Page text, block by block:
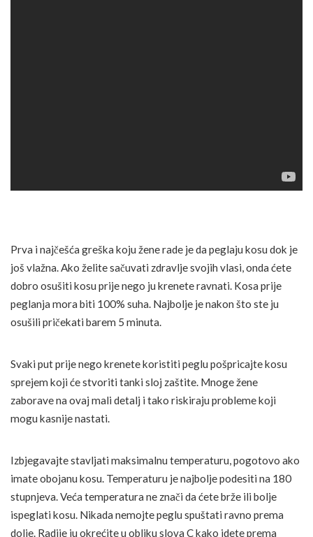
Prva i najčešća greška koju žene rade je da peglaju kosu dok je
još vlažna. Ako želite sačuvati zdravlje svojih vlasi, onda ćete
dobro osušiti kosu prije nego ju krenete ravnati. Kosa prije
peglanja mora biti 100% suha. Najbolje je nakon što ste ju
osušili pričekati barem 5 minuta.
Svaki put prije nego krenete koristiti peglu pošpricajte kosu
sprejem koji će stvoriti tanki sloj zaštite. Mnoge žene
zaborave na ovaj mali detalj i tako riskiraju probleme koji
mogu kasnije nastati.
Izbjegavajte stavljati maksimalnu temperaturu, pogotovo ako
imate obojanu kosu. Temperaturu je najbolje podesiti na 180
stupnjeva. Veća temperatura ne znači da ćete brže ili bolje
ispeglati kosu. Nikada nemojte peglu spuštati ravno prema
dolje. Radije ju okrećite u obliku slova C kako idete prema